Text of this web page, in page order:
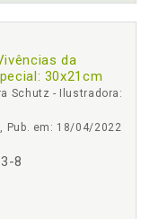
da
30x21cm
Schutz - Ilustradora:
Pub. em: 18/04/2022
8